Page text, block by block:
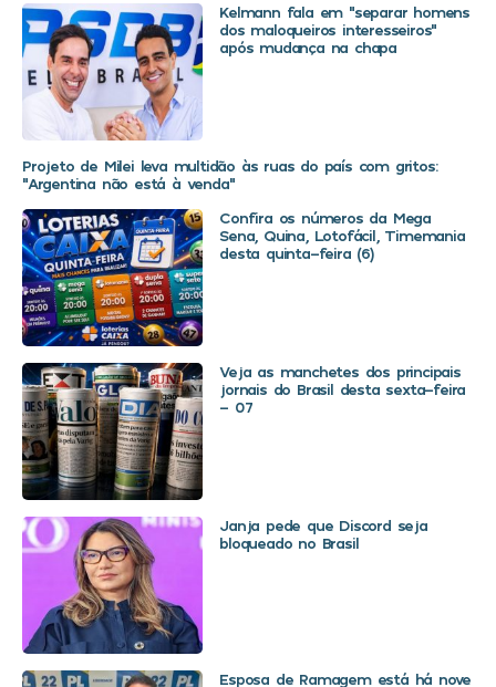
Kelmann fala em “separar homens
dos maloqueiros interesseiros”
após mudança na chapa
Projeto de Milei leva multidão às ruas do país com gritos:
“Argentina não está à venda”
Confira os números da Mega
Sena, Quina, Lotofácil, Timemania
desta quinta-feira (6)
Veja as manchetes dos principais
jornais do Brasil desta sexta-feira
– 07
Janja pede que Discord seja
bloqueado no Brasil
Esposa de Ramagem está há nove